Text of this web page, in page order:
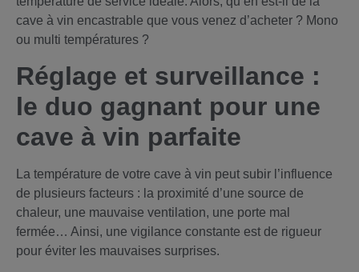
cave à vin encastrable que vous venez d’acheter ? Mono
ou multi températures ?
Réglage et surveillance :
le duo gagnant pour une
cave à vin parfaite
La température de votre cave à vin peut subir l’influence
de plusieurs facteurs : la proximité d’une source de
chaleur, une mauvaise ventilation, une porte mal
fermée… Ainsi, une vigilance constante est de rigueur
pour éviter les mauvaises surprises.